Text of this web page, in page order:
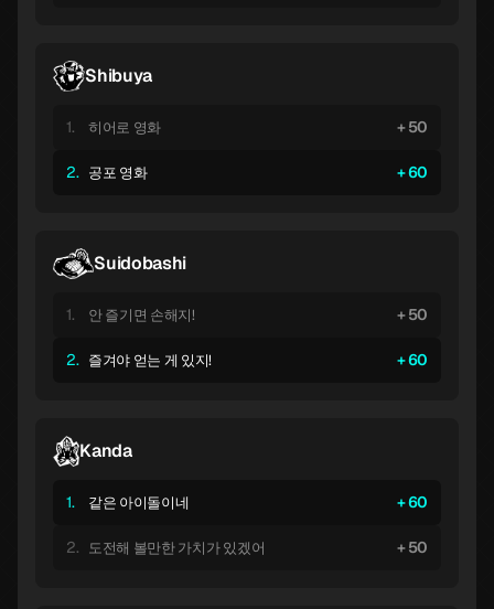
Shibuya
1. 히어로 영화 50
2. 공포 영화 60
Suidobashi
1. 안 즐기면 손해지! 50
2. 즐겨야 얻는 게 있지! 60
Kanda
1. 같은 아이돌이네 60
2. 도전해 볼만한 가치가 있겠어 50